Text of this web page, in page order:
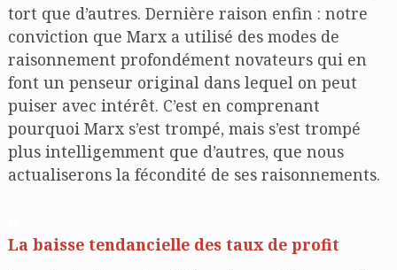
tort que d’autres. Dernière raison enfin : notre
conviction que Marx a utilisé des modes de
raisonnement profondément novateurs qui en
font un penseur original dans lequel on peut
puiser avec intérêt. C’est en comprenant
pourquoi Marx s’est trompé, mais s’est trompé
plus intelligemment que d’autres, que nous
actualiserons la fécondité de ses raisonnements.
La baisse tendancielle des taux de profit